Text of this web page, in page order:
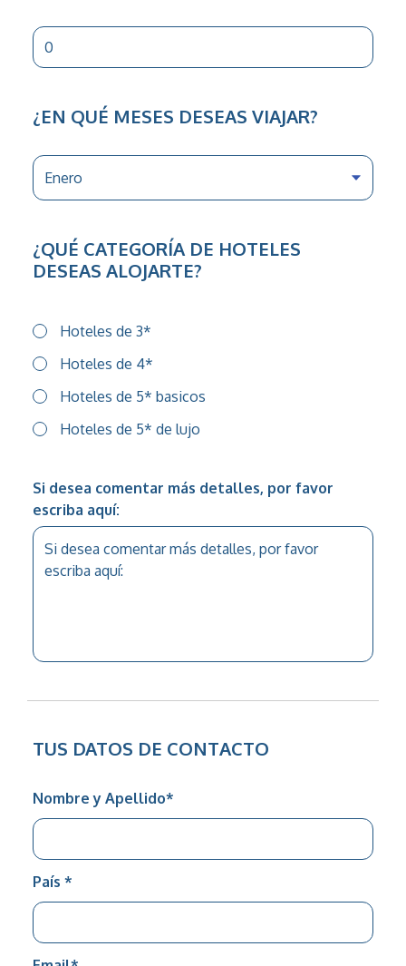
¿EN QUÉ MESES DESEAS VIAJAR?
¿QUÉ CATEGORÍA DE HOTELES
DESEAS ALOJARTE?
Hoteles de 3*
Hoteles de 4*
Hoteles de 5* basicos
Hoteles de 5* de lujo
Si desea comentar más detalles, por favor
escriba aquí:
TUS DATOS DE CONTACTO
Nombre y Apellido*
País *